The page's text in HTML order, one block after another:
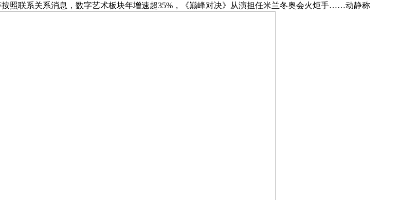
照联系关系消息，数字艺术板块年增速超35%，《巅峰对决》从演担任米兰冬奥会火炬手……动静称